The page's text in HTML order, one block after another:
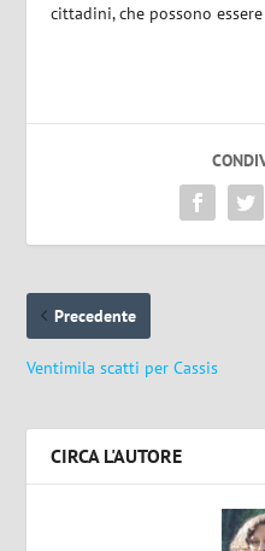
cittadini, che possono
Precedente
Ventimila scatti per Cassis
CIRCA L'AUTORE